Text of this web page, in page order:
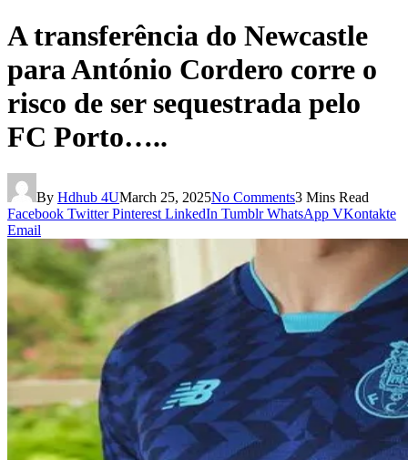
A transferência do Newcastle
para António Cordero corre o
risco de ser sequestrada pelo
FC Porto…..
By Hdhub 4UMarch 25, 2025No Comments3 Mins Read
Facebook Twitter Pinterest LinkedIn Tumblr WhatsApp VKontakte
Email